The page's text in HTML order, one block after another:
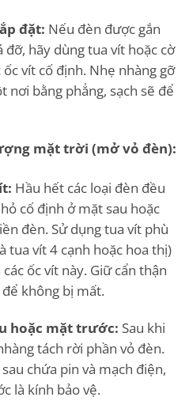
đặt: Nếu đèn được gắn
hãy dùng tua vít hoặc cờ
vít cố định. Nhẹ nhàng gỡ
nơi bằng phẳng, sạch sẽ để
mặt trời (mở vỏ đèn):
Hầu hết các loại đèn đều
cố định ở mặt sau hoặc
đèn. Sử dụng tua vít phù
tua vít 4 cạnh hoặc hoa thị)
ốc vít này. Giữ cẩn thận
không bị mất.
hoặc mặt trước: Sau khi
tách rời phần vỏ đèn.
chứa pin và mạch điện,
là kính bảo vệ.